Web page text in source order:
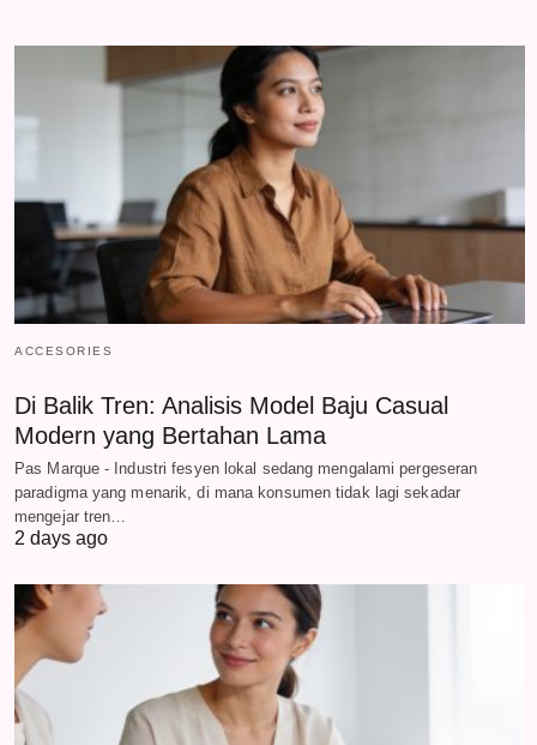
ACCESORIES
Di Balik Tren: Analisis Model Baju Casual
Modern yang Bertahan Lama
Pas Marque - Industri fesyen lokal sedang mengalami pergeseran
paradigma yang menarik, di mana konsumen tidak lagi sekadar
mengejar tren…
2 days ago